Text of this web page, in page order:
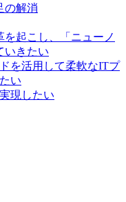
の解消
起こし、「ニューノ
いきたい
を活用して柔軟なITプ
い
現したい